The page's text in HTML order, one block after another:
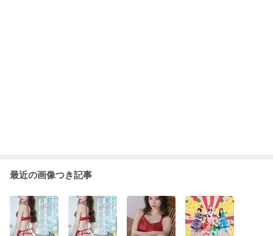
最近の画像つき記事